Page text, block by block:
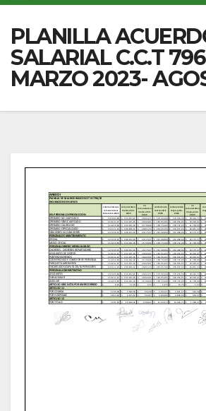
PLANILLA
SALARIAL C.C.T
MARZO 2023-